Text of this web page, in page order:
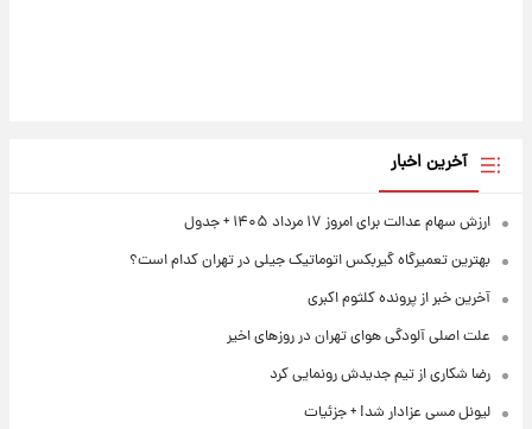
آخرین اخبار
ارزش سهام عدالت برای امروز ۱۷ مرداد ۱۴۰۵ + جدول
بهترین تعمیرگاه گیربکس اتوماتیک جیلی در تهران کدام است؟
آخرین خبر از پرونده کلثوم اکبری
علت اصلی آلودگی هوای تهران در روزهای اخیر
رضا شکاری از تیم جدیدش رونمایی کرد
لیونل مسی عزادار شد! + جزئیات